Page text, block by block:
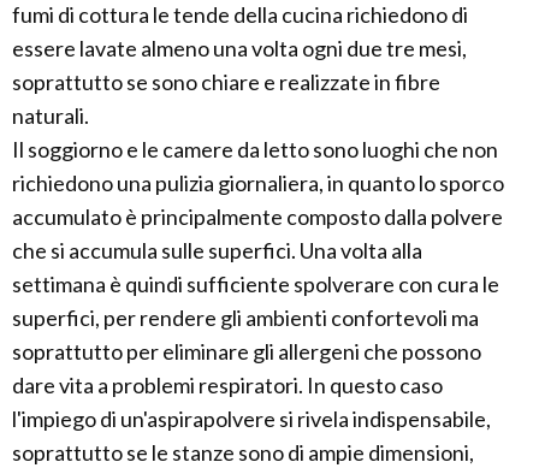
fumi di cottura le tende della cucina richiedono di
essere lavate almeno una volta ogni due tre mesi,
soprattutto se sono chiare e realizzate in fibre
naturali.
Il soggiorno e le camere da letto sono luoghi che non
richiedono una pulizia giornaliera, in quanto lo sporco
accumulato è principalmente composto dalla polvere
che si accumula sulle superfici. Una volta alla
settimana è quindi sufficiente spolverare con cura le
superfici, per rendere gli ambienti confortevoli ma
soprattutto per eliminare gli allergeni che possono
dare vita a problemi respiratori. In questo caso
l'impiego di un'aspirapolvere si rivela indispensabile,
soprattutto se le stanze sono di ampie dimensioni,